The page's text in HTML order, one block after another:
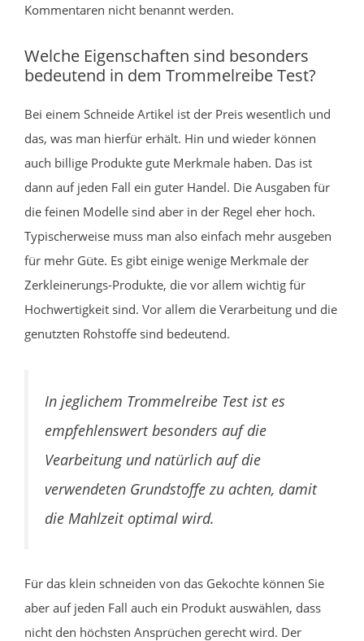
Kommentaren nicht benannt werden.
Welche Eigenschaften sind besonders
bedeutend in dem Trommelreibe Test?
Bei einem Schneide Artikel ist der Preis wesentlich und
das, was man hierfür erhält. Hin und wieder können
auch billige Produkte gute Merkmale haben. Das ist
dann auf jeden Fall ein guter Handel. Die Ausgaben für
die feinen Modelle sind aber in der Regel eher hoch.
Typischerweise muss man also einfach mehr ausgeben
für mehr Güte. Es gibt einige wenige Merkmale der
Zerkleinerungs-Produkte, die vor allem wichtig für
Hochwertigkeit sind. Vor allem die Verarbeitung und die
genutzten Rohstoffe sind bedeutend.
In jeglichem Trommelreibe Test ist es
empfehlenswert besonders auf die
Vearbeitung und natürlich auf die
verwendeten Grundstoffe zu achten, damit
die Mahlzeit optimal wird.
Für das klein schneiden von das Gekochte können Sie
aber auf jeden Fall auch ein Produkt auswählen, dass
nicht den höchsten Ansprüchen gerecht wird. Der